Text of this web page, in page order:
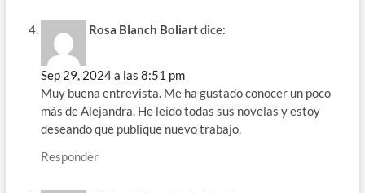
Rosa Blanch Boliartdice:
Sep 29, 2024 a las 8:51 pm
Muy buena entrevista. Me ha gustado conocer un poco
más de Alejandra. He leído todas sus novelas y estoy
deseando que publique nuevo trabajo.
Responder